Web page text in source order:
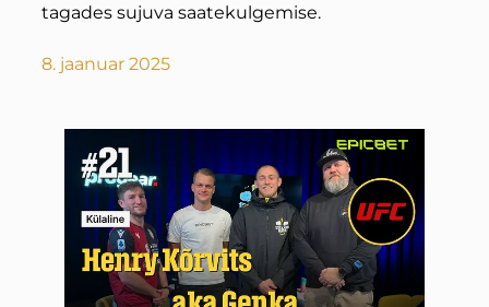
tagades sujuva saatekulgemise.
8. jaanuar 2025